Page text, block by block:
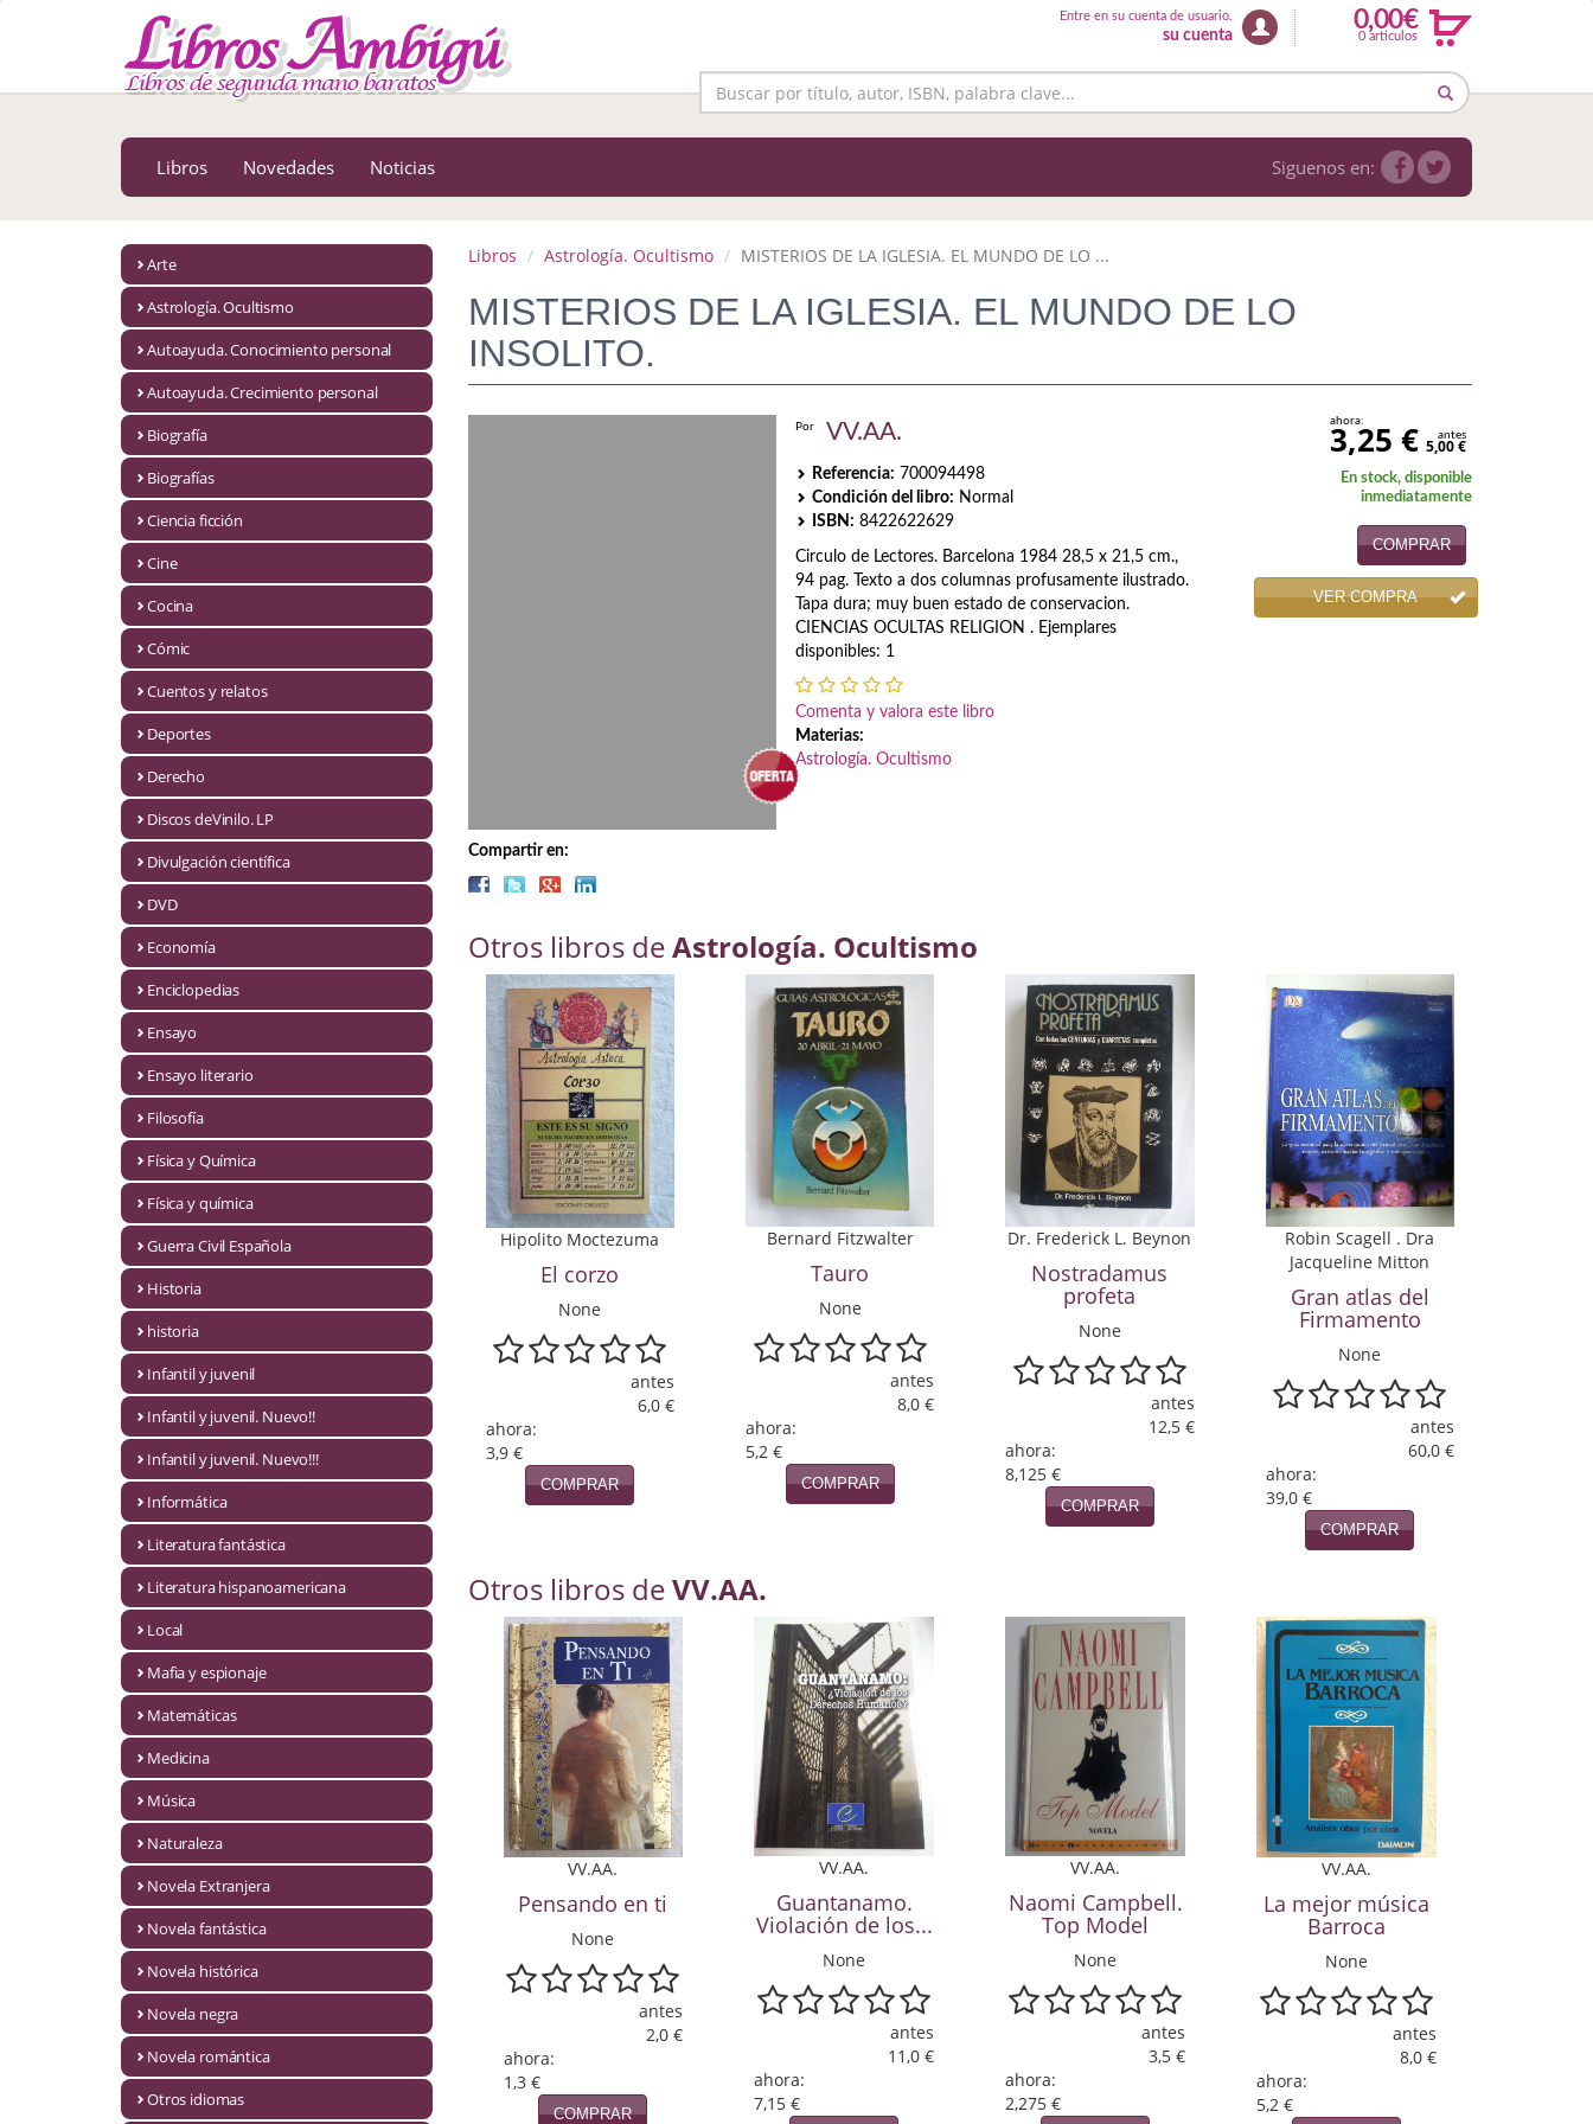
MENÚ PRINCIPAL
Astrología. Ocultismo
Autoayuda. Conocimiento personal
Autoayuda. Crecimiento personal
Ciencia ficción
Cuentos y relatos
Discos deVinilo. LP
Divulgación científica
Ensayo literario
Guerra Civil Española
Infantil y juvenil
Infantil y juvenil. Nuevo!!
Infantil y juvenil. Nuevo!!!
Literatura fantástica
Literatura hispanoamericana
Mafia y espionaje
Entre en su cuenta de usuario.
su cuenta
0,00€
0 articulos
Libros Novedades Noticias Siguenos en:
Arte
Astrología. Ocultismo
Autoayuda. Conocimiento personal
Autoayuda. Crecimiento personal
Biografía
Biografías
Ciencia ficción
Cine
Cocina
Cómic
Cuentos y relatos
Deportes
Derecho
Discos deVinilo. LP
Divulgación científica
DVD
Economía
Enciclopedias
Ensayo
Ensayo literario
Filosofía
Física y Química
Física y química
Guerra Civil Española
Historia
historia
Infantil y juvenil
Infantil y juvenil. Nuevo!!
Infantil y juvenil. Nuevo!!!
Informática
Literatura fantástica
Literatura hispanoamericana
Local
Mafia y espionaje
Matemáticas
Medicina
Música
Naturaleza
Novela Extranjera
Novela fantástica
Novela histórica
Novela negra
Novela romántica
Otros idiomas
Libros Astrología. Ocultismo MISTERIOS DE LA IGLESIA. EL MUNDO DE LO ...
MISTERIOS DE LA IGLESIA. EL MUNDO DE LO
INSOLITO.
Compartir en:
Por VV.AA.
Referencia: 700094498
Condición del libro: Normal
ISBN: 8422622629
Circulo de Lectores. Barcelona 1984 28,5 x 21,5 cm.,
94 pag. Texto a dos columnas profusamente ilustrado.
Tapa dura; muy buen estado de conservacion.
CIENCIAS OCULTAS RELIGION . Ejemplares
disponibles: 1
Comenta y valora este libro
Materias:
Astrología. Ocultismo
ahora:
3,25 € antes
5,00 €
En stock, disponible
inmediatamente
COMPRAR
VER COMPRA
Otros libros deAstrología. Ocultismo
Hipolito Moctezuma
El corzo
None
antes
6,0 €
ahora:
3,9 €
COMPRAR
Bernard Fitzwalter
Tauro
None
antes
8,0 €
ahora:
5,2 €
COMPRAR
Dr. Frederick L. Beynon
Nostradamus
profeta
None
antes
12,5 €
ahora:
8,125 €
COMPRAR
Robin Scagell . Dra
Jacqueline Mitton
Gran atlas del
Firmamento
None
antes
60,0 €
ahora:
39,0 €
COMPRAR
Otros libros deVV.AA.
VV.AA.
Pensando en ti
None
antes
2,0 €
ahora:
1,3 €
COMPRAR
VV.AA.
Guantanamo.
Violación de los...
None
antes
11,0 €
ahora:
7,15 €
VV.AA.
Naomi Campbell.
Top Model
None
antes
3,5 €
ahora:
2,275 €
VV.AA.
La mejor música
Barroca
None
antes
8,0 €
ahora:
5,2 €